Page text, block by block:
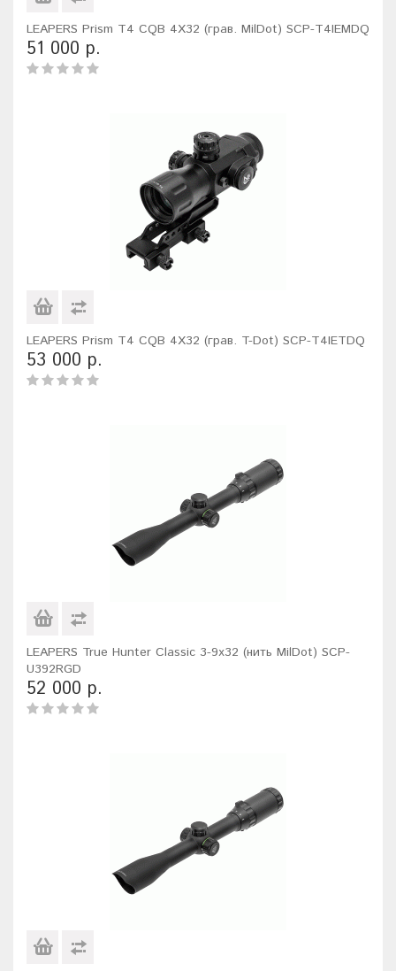
LEAPERS Prism T4 CQB 4X32 (грав. MilDot) SCP-T4IEMDQ
51 000 р.
LEAPERS Prism T4 CQB 4X32 (грав. T-Dot) SCP-T4IETDQ
53 000 р.
LEAPERS True Hunter Classic 3-9x32 (нить MilDot) SCP-
U392RGD
52 000 р.